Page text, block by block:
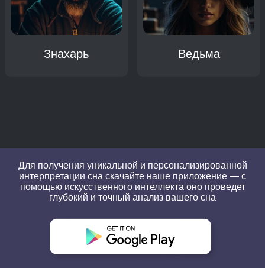
Знахарь Ведьма
Для получения уникальной и персонализированной
интерпретации сна скачайте наше приложение — с
помощью искусственного интеллекта оно проведет
глубокий и точный анализ вашего сна